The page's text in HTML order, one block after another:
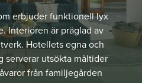
erbjuder funktionell lyx
Interiören är präglad av
Hotellets egna och
serverar utsökta måltider
från familjegården